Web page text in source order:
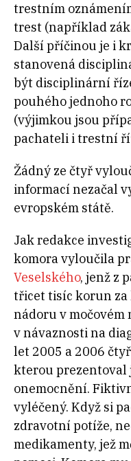
trestním
trest (například
Další příčinou je i
stanovená
být disciplinární
pouhého jednoho
(výjimkou jsou
pachateli i trestní
Žádný ze čtyř
informací nezačal
evropském státě.
Jak redakce
komora vyloučila
Veselského, jenž z
třicet tisíc korun
nádoru v močovém
v návaznosti na
let 2005 a 2006
kterou prezentoval
onemocnění.
vyléčený. Když si
zdravotní potíže,
medikamenty, jež